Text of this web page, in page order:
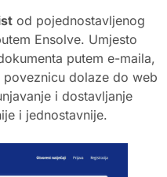
od pojednostavljenog
Ensolve. Umjesto
putem e-maila,
dolaze do web
i dostavljanje
i jednostavnije.